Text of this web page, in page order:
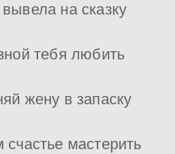
на сказку
тебя любить
жену в запаску
счастье мастерить